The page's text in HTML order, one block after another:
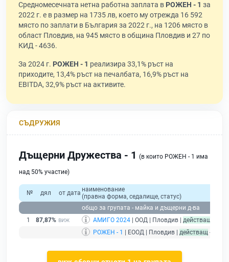
Средномесечната нетна работна заплата в РОЖЕН - 1 за
2022 г. е в размер на 1735 лв, което му отрежда 16 592
място по заплати в България за 2022 г., на 1206 място в
област Пловдив, на 945 място в община Пловдив и 27 по
КИД - 4636.
За 2024 г. РОЖЕН - 1 реализира 33,1% ръст на
приходите, 13,4% ръст на печалбата, 16,9% ръст на
EBITDA, 32,9% ръст на активите.
СЪДРУЖИЯ
Дъщерни Дружества - 1 (в които РОЖЕН - 1 има
над 50% участие)
№ дял от дата наименование
(правна форма, седалище, статус)
общо за групата - майка и дъщерни д-ва
1
87,87% АМИГО 2024 | ООД | Пловдив | действащ
РОЖЕН - 1
| ЕООД | Пловдив | действащ -